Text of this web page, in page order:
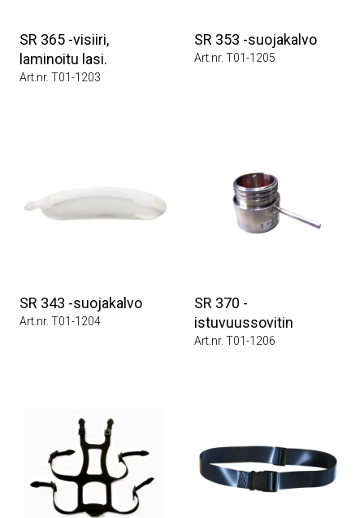
SR 365 -visiiri,
laminoitu lasi.
Art.nr. T01-1203
SR 353 -suojakalvo
Art.nr. T01-1205
SR 343 -suojakalvo
Art.nr. T01-1204
SR 370 -
istuvuussovitin
Art.nr. T01-1206